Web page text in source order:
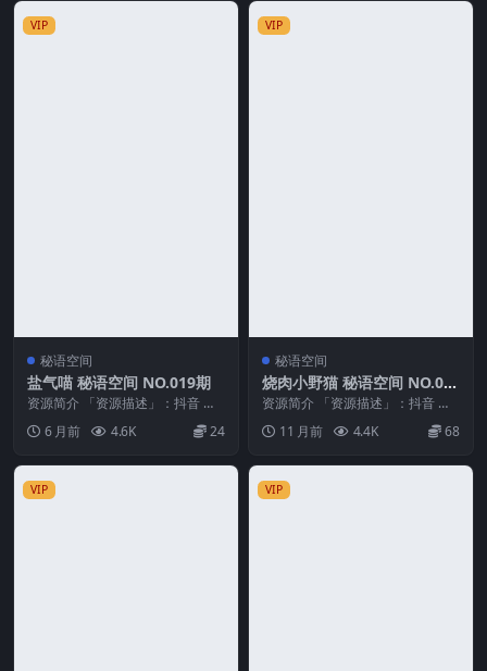
VIP
秘语空间
盐气喵 秘语空间 NO.019期
资源简介 「资源描述」：抖音 盐
气喵 秘语空间 NO.019期 【21P】
「资...6 月前 4.6K 24
VIP
秘语空间
烧肉小野猫 秘语空间 NO.00
2期 最新至：2025.8.21
资源简介 「资源描述」：抖音 烧
肉小野猫 秘语空间 NO.002期 【4
V】最新...
11 月前 4.4K 68
VIP VIP